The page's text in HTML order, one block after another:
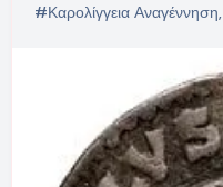
#Καρολίγγεια Αναγέννηση,